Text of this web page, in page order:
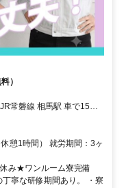
）
憩1時間） 就労期間：3ヶ
み★ワンルーム寮完備
丁寧な研修期間あり。 ・寮